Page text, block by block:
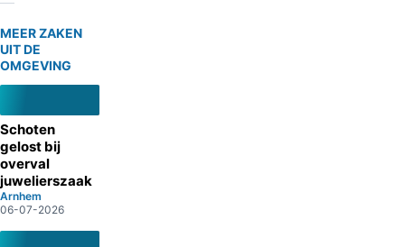
MEER ZAKEN
UIT DE
OMGEVING
Schoten
gelost bij
overval
juwelierszaak
Arnhem
06-07-2026